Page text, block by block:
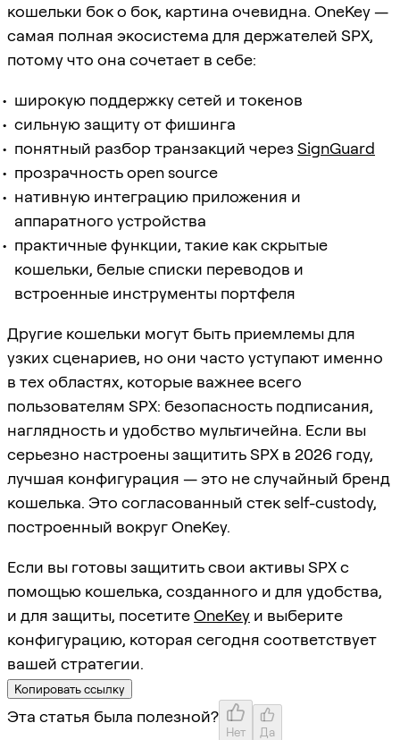
кошельки бок о бок, картина очевидна. OneKey —
самая полная экосистема для держателей SPX,
потому что она сочетает в себе:
широкую поддержку сетей и токенов
сильную защиту от фишинга
понятный разбор транзакций черезSignGuard
прозрачность open source
нативную интеграцию приложения и
аппаратного устройства
практичные функции, такие как скрытые
кошельки, белые списки переводов и
встроенные инструменты портфеля
Другие кошельки могут быть приемлемы для
узких сценариев, но они часто уступают именно
в тех областях, которые важнее всего
пользователям SPX: безопасность подписания,
наглядность и удобство мультичейна. Если вы
серьезно настроены защитить SPX в 2026 году,
лучшая конфигурация — это не случайный бренд
кошелька. Это согласованный стек self-custody,
построенный вокруг OneKey.
Если вы готовы защитить свои активы SPX с
помощью кошелька, созданного и для удобства,
и для защиты, посетитеOneKey и выберите
конфигурацию, которая сегодня соответствует
вашей стратегии.
Копировать ссылку
Эта статья была полезной?
Нет Да